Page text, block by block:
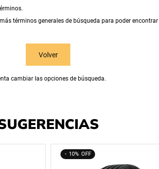
términos generales de búsqueda para poder
Volver
cambiar las opciones de búsqueda.
10%